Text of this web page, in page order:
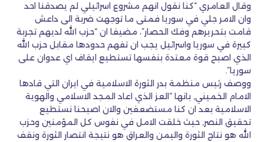
وقال العامري “كنا نقول انهم مشروع اسرائيلي لم يصدقنا احد
وان الامر جلي في سوريا فمتى ما توجهت ضربة الى داعش
قامت بتحريرهم وفك الحصار”، مضيفا ان “حزب الله لديهم تجربة
كبيرة في سوريا واسرائيل يجب ان تفهم حدودها مقابل حزب الله
الذي اصبح قوة معتدة بنفسها تستطيع ايقاف اي عدوان على
سوريا”.
ووصف رئيس منظمة بدر الثورة الاسلامية في ايران التي قادها
الامام الخميني, بانها “العز الذي اعاد المجد الاسلامي والهوية
الاسلامية بعد ان كنا مستضعفين والان اصبحنا نستطيع
تحقيق النصر, حيث خلقت الامل في نفوس كل المؤمنين وحزب
الله هو نتاج الثورة واليمن والعراق هو نتيجة انتصار الثورة ونقف